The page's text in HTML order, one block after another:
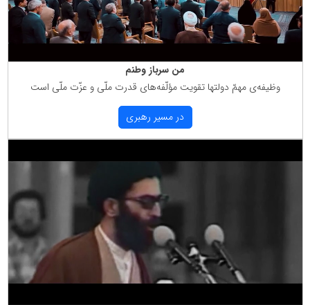
من سرباز وطنم
وظیفه‌ی مهمّ دولتها تقویت مؤلّفه‌های قدرت ملّی و عزّت ملّی است
در مسیر رهبری